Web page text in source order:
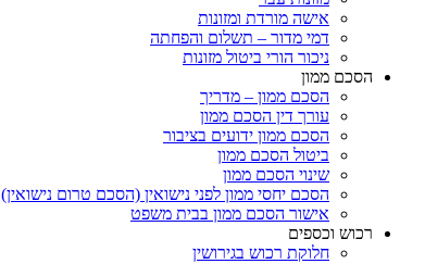
אישה מורדת ומזונות
דמי מדור – תשלום והפחתה
ניכור הורי ביטול מזונות
הסכם ממון
הסכם ממון – מדריך
עורך דין הסכם ממון
הסכם ממון ידועים בציבור
ביטול הסכם ממון
שינוי הסכם ממון
הסכם יחסי ממון לפני נישואין (הסכם טרום נישואין)
אישור הסכם ממון בבית משפט
רכוש וכספים
חלוקת רכוש בגירושין